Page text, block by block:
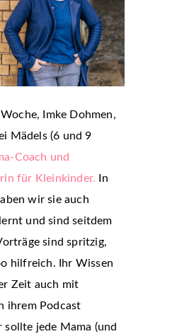
Imke Dohmen,
Mädels (6 und 9
Coach und
für Kleinkinder. In
wir sie auch
und sind seitdem
sind spritzig,
hilfreich. Ihr Wissen
Zeit auch mit
ihrem Podcast
sollte jede Mama (und